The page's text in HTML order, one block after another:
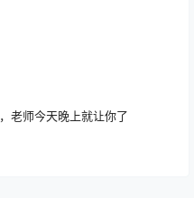
老师今天晚上就让你了